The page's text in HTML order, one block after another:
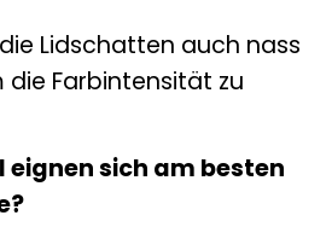
Lidschatten auch nass
Farbintensität zu
eignen sich am besten